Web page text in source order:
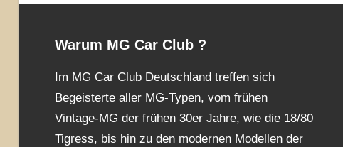
Warum MG Car Club ?
Im MG Car Club Deutschland treffen sich
Begeisterte aller MG-Typen, vom frühen
Vintage-MG der frühen 30er Jahre, wie die 18/80
Tigress, bis hin zu den modernen Modellen der